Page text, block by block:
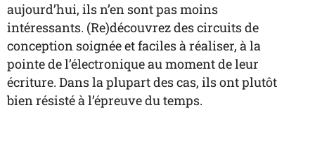
aujourd’hui, ils n’en sont pas moins
intéressants. (Re)découvrez des circuits de
conception soignée et faciles à réaliser, à la
pointe de l’électronique au moment de leur
écriture. Dans la plupart des cas, ils ont plutôt
bien résisté à l’épreuve du temps.